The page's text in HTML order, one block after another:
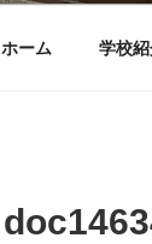
ホーム 学校